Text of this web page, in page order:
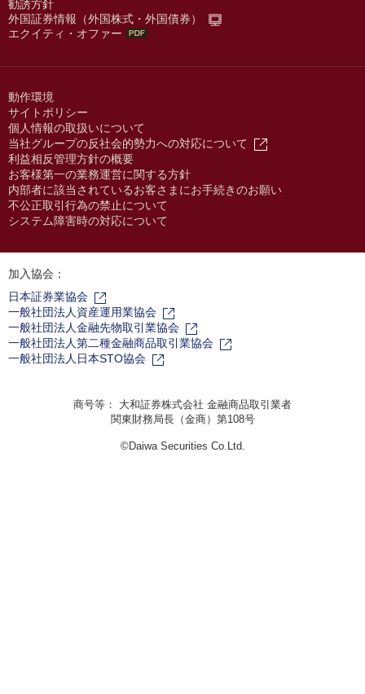
勧誘方針
外国証券情報（外国株式・外国債券）
エクイティ・オファー
動作環境
サイトポリシー
個人情報の取扱いについて
当社グループの反社会的勢力への対応について
利益相反管理方針の概要
お客様第一の業務運営に関する方針
内部者に該当されているお客さまにお手続きのお願い
不公正取引行為の禁止について
システム障害時の対応について
加入協会：
日本証券業協会
一般社団法人資産運用業協会
一般社団法人金融先物取引業協会
一般社団法人第二種金融商品取引業協会
一般社団法人日本STO協会
商号等： 大和証券株式会社 金融商品取引業者
関東財務局長（金商）第108号
©Daiwa Securities Co.Ltd.